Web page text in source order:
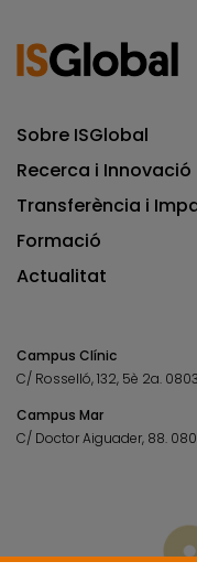
Sobre ISGlobal
Recerca i Innovació
Transferència i
Formació
Actualitat
Campus Clínic
C/ Rosselló, 132, 5è 2a.
Campus Mar
C/ Doctor Aiguader, 88.